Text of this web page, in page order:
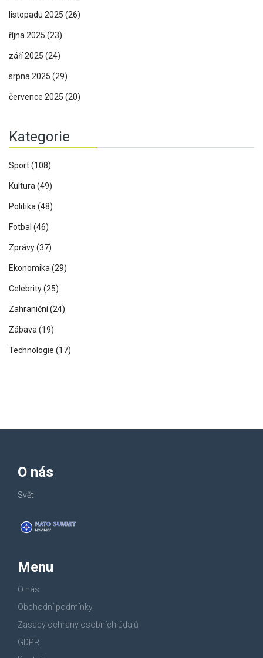
listopadu 2025 (26)
října 2025 (23)
září 2025 (24)
srpna 2025 (29)
července 2025 (20)
Kategorie
Sport(108)
Kultura(49)
Politika(48)
Fotbal (46)
Zprávy(37)
Ekonomika(29)
Celebrity(25)
Zahraniční(24)
Zábava(19)
Technologie (17)
O nás
Svět
Menu
O nás
Obchodní podmínky
Zásady ochrany osobních údajů
GDPR